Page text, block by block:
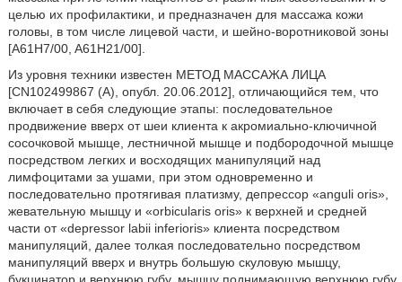
целью их профилактики, и предназначен для массажа кожи
головы, в том числе лицевой части, и шейно-воротниковой зоны
[A61H7/00, A61H21/00].
Из уровня техники известен МЕТОД МАССАЖА ЛИЦА
[CN102499867 (A), опубл. 20.06.2012], отличающийся тем, что
включает в себя следующие этапы: последовательное
продвижение вверх от шеи клиента к акромиально-ключичной
сосочковой мышце, лестничной мышце и подбородочной мышце
посредством легких и восходящих манипуляций над
лимфоцитами за ушами, при этом одновременно и
последовательно протягивая платизму, депрессор «anguli oris»,
жевательную мышцу и «orbicularis oris» к верхней и средней
части от «depressor labii inferioris» клиента посредством
манипуляций, далее толкая последовательно посредством
манипуляций вверх и внутрь большую скуловую мышцу,